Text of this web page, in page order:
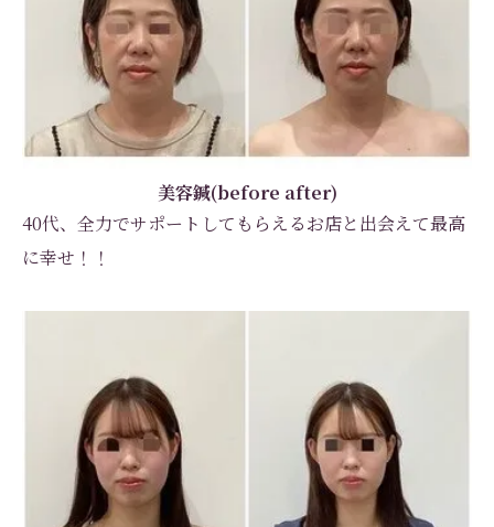
美容鍼(before after)
40代、全力でサポートしてもらえるお店と出会えて最高
に幸せ！！